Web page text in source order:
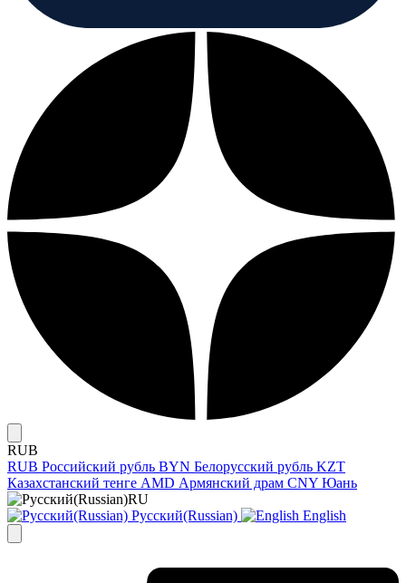
RUB
RUB Российский рубль BYN Белорусский рубль KZT
Казахстанский тенге AMD Армянский драм CNY Юань
RU
Русский(Russian)
English